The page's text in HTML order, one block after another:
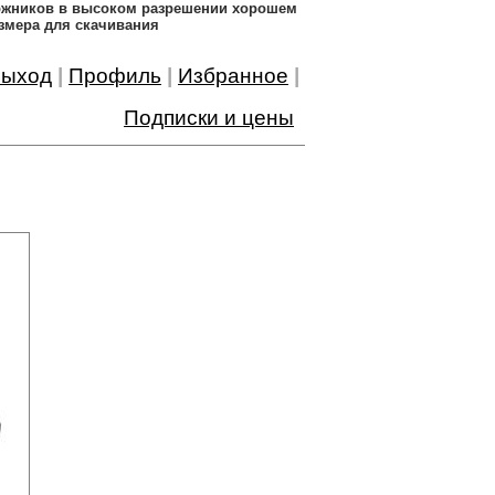
в высоком разрешении хорошем
для скачивания
Профиль Избранное
Подписки и цены